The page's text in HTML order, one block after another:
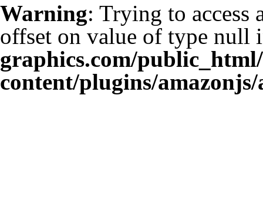
Warning: Trying to access
offset on value of type null
graphics.com/
content/plugins/